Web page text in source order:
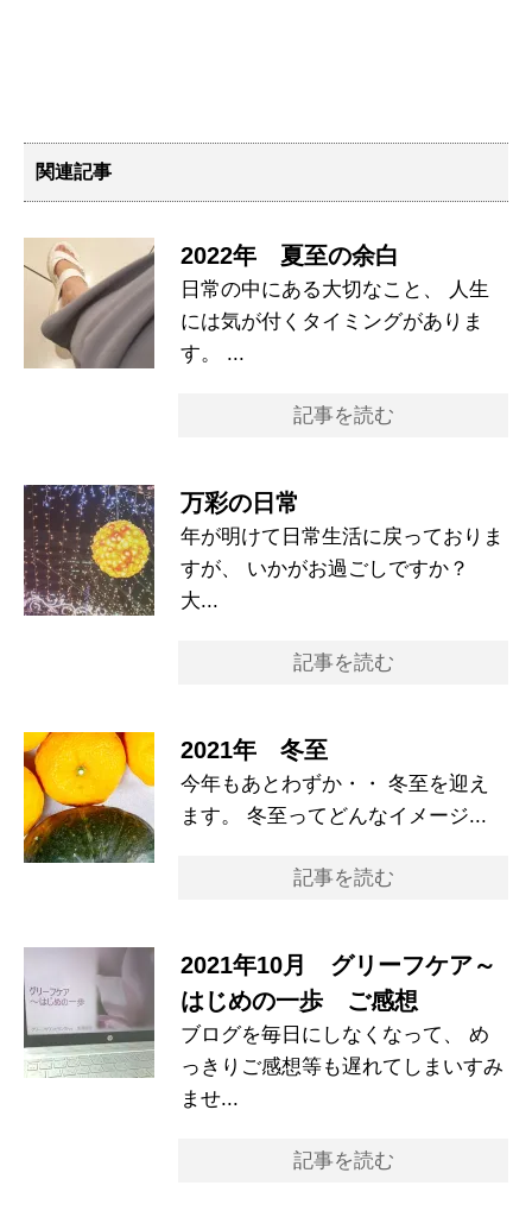
関連記事
2022年 夏至の余白
日常の中にある大切なこと、 人生
には気が付くタイミングがありま
す。 ...
記事を読む
万彩の日常
年が明けて日常生活に戻っておりま
すが、 いかがお過ごしですか？
大...
記事を読む
2021年 冬至
今年もあとわずか・・ 冬至を迎え
ます。 冬至ってどんなイメージ...
記事を読む
2021年10月 グリーフケア～
はじめの一歩 ご感想
ブログを毎日にしなくなって、 め
っきりご感想等も遅れてしまいすみ
ませ...
記事を読む